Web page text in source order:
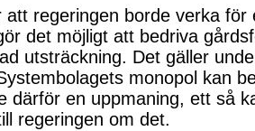
att regeringen borde verka för
det möjligt att bedriva
utsträckning. Det gäller
monopol kan
därför en uppmaning, ett så
regeringen om det.